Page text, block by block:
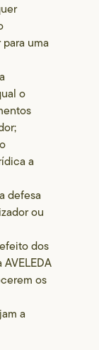
uma
o
a
defesa
ou
dos
os
a